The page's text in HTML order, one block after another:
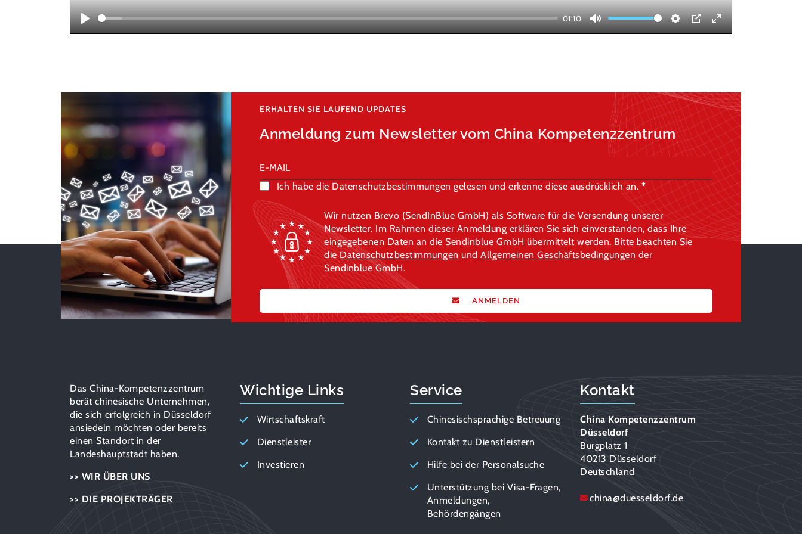
Play
01:10
Mute Settings
PIP
Enter
ERHALTEN SIE LAUFEND UPDATES
Anmeldung zum Newsletter vom China Kompetenzzentrum
Ich habe die Datenschutzbestimmungen gelesen und erkenne diese ausdrücklich an.
Wir nutzen Brevo (SendInBlue GmbH) als Software für die Versendung unserer
Newsletter. Im Rahmen dieser Anmeldung erklären Sie sich einverstanden, dass Ihre
eingegebenen Daten an die Sendinblue GmbH übermittelt werden. Bitte beachten Sie
dieDatenschutzbestimmungen undAllgemeinen Geschäftsbedingungen der
Sendinblue GmbH.
ANMELDEN
Das China-Kompetenzzentrum
berät chinesische Unternehmen,
die sich erfolgreich in Düsseldorf
ansiedeln möchten oder bereits
einen Standort in der
Landeshauptstadt haben.
>> WIR ÜBER UNS
>> DIE PROJEKTRÄGER
Wichtige Links
Wirtschaftskraft
Dienstleister
Investieren
Service
Chinesischsprachige Betreuung
Kontakt zu Dienstleistern
Hilfe bei der Personalsuche
Unterstützung bei Visa-Fragen,
Anmeldungen,
Behördengängen
Kontakt
China Kompetenzzentrum
Düsseldorf
Burgplatz 1
40213 Düsseldorf
Deutschland
china@duesseldorf.de